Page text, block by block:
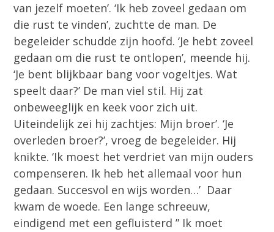
van jezelf moeten’. ‘Ik heb zoveel gedaan om
die rust te vinden’, zuchtte de man. De
begeleider schudde zijn hoofd. ‘Je hebt zoveel
gedaan om die rust te ontlopen’, meende hij.
‘Je bent blijkbaar bang voor vogeltjes. Wat
speelt daar?’ De man viel stil. Hij zat
onbeweeglijk en keek voor zich uit.
Uiteindelijk zei hij zachtjes: Mijn broer’. ‘Je
overleden broer?’, vroeg de begeleider. Hij
knikte. ‘Ik moest het verdriet van mijn ouders
compenseren. Ik heb het allemaal voor hun
gedaan. Succesvol en wijs worden…’ Daar
kwam de woede. Een lange schreeuw,
eindigend met een gefluisterd ” Ik moet